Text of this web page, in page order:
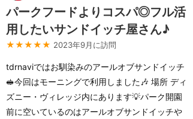
パークフードよりコスパ◎フル活
用したいサンドイッチ屋さん♪
★★★★★ 2023年9月に訪問
tdrnaviではお馴染みのアールオブサンドイッチ
🥪今回はモーニングで利用しました🎶 場所 ディ
ズニー・ヴィレッジ内にあります💡パーク開園
前に空いているのはアールオブサンドイッチや